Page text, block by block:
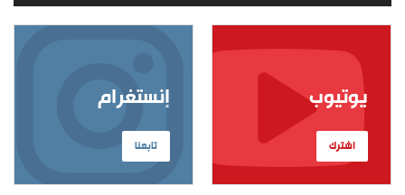
إنستغرام
تابعنا
يوتيوب
اشترك